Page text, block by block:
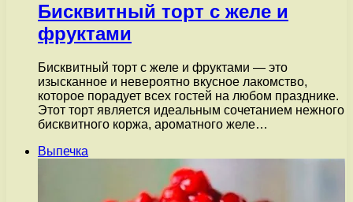
Бисквитный торт с желе и
фруктами
Бисквитный торт с желе и фруктами — это
изысканное и невероятно вкусное лакомство,
которое порадует всех гостей на любом празднике.
Этот торт является идеальным сочетанием нежного
бисквитного коржа, ароматного желе…
Выпечка